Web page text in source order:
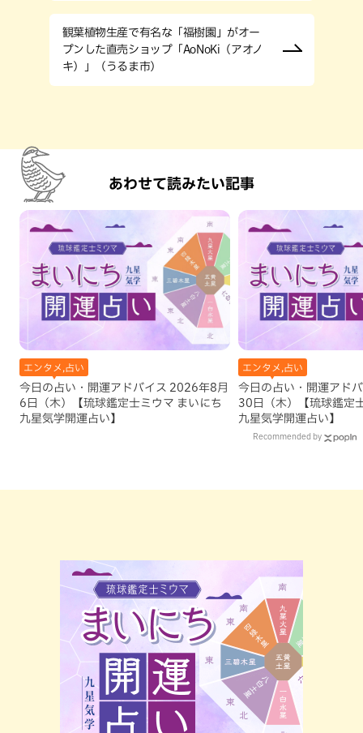
観葉植物生産で有名な「福樹園」がオー
プンした直売ショップ「AoNoKi（アオノ
キ）」（うるま市）
あわせて読みたい記事
エンタメ,占い
今日の占い・開運アドバイス 2026年8月
6日（木）【琉球鑑定士ミウマ まいにち
九星気学開運占い】
エンタメ,占い
今日の占い・開運アド
30日（木）【琉球鑑定
九星気学開運占い】
Recommended by